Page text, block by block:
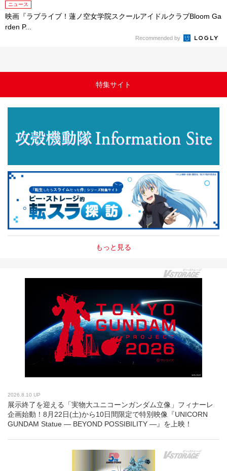
ニュース
映画『ラブライブ！蓮ノ空女学院スクールアイドルクラブBloom Ga
rden P...
Recommended by
特集サイト
もっと見る
2026.8.10 UP
展示終了を迎える「実物大ユニコーンガンダム立像」フィナーレ
企画始動！8月22日(土)から10日間限定で特別映像『UNICORN
GUNDAM Statue ― BEYOND POSSIBILITY ―』を上映！